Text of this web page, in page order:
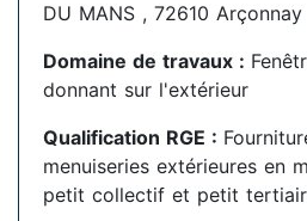
DU MANS , 72610 Arçonnay
Domaine de travaux :
donnant sur l'extérieur
Qualification RGE :
menuiseries extérieures en
petit collectif et petit